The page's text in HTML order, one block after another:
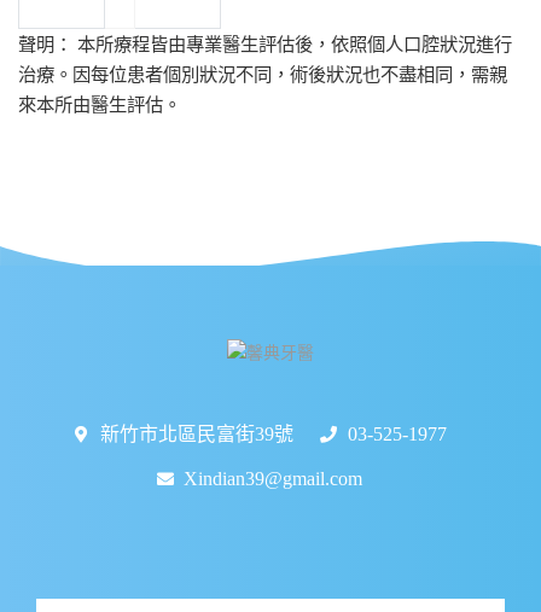
聲明： 本所療程皆由專業醫生評估後，依照個人口腔狀況進行
治療。因每位患者個別狀況不同，術後狀況也不盡相同，需親
來本所由醫生評估。
新竹市北區民富街39號 03-525-1977
Xindian39@gmail.com